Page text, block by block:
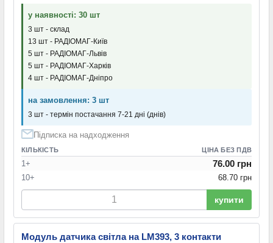
у наявності: 30 шт
3 шт - склад
13 шт - РАДІОМАГ-Київ
5 шт - РАДІОМАГ-Львів
5 шт - РАДІОМАГ-Харків
4 шт - РАДІОМАГ-Дніпро
на замовлення: 3 шт
3 шт - термін постачання 7-21 дні (днів)
Підписка на надходження
КІЛЬКІСТЬ ЦІНА БЕЗ ПДВ
1+ 76.00 грн
10+ 68.70 грн
купити
Модуль датчика світла на LM393, 3 контакти